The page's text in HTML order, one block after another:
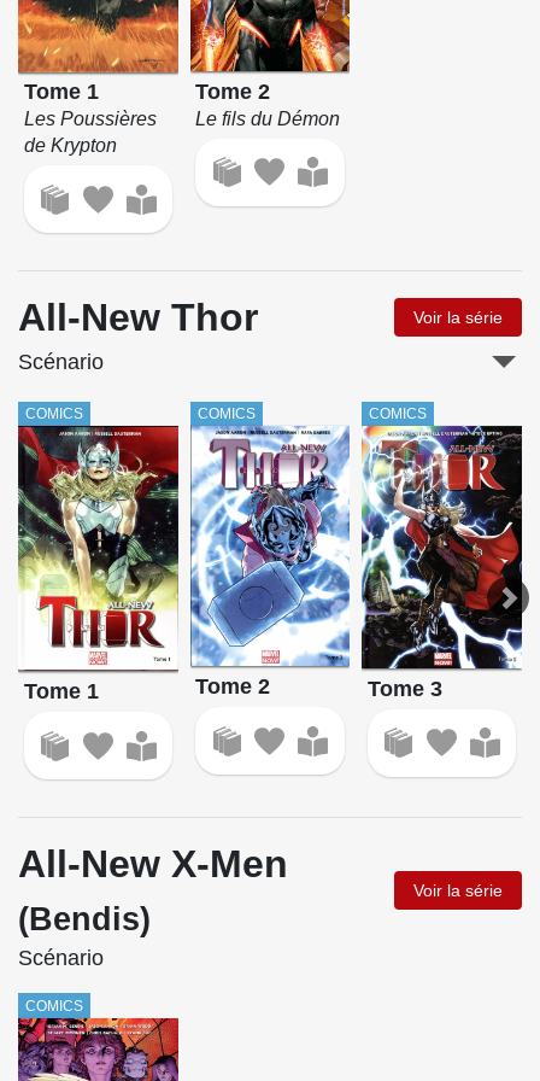
Tome 1
Les Poussières
de Krypton
Tome 2
Le fils du Démon
All-New Thor Voir la série
Scénario
COMICS
Tome 1
COMICS
Tome 2
COMICS
Tome 3
All-New X-Men
(Bendis)
Voir la série
Scénario
COMICS